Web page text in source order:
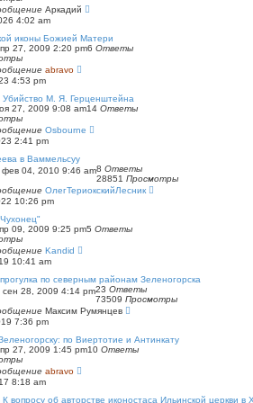
й
п
о
и
с
к
Аркадий
4:02 am
иконы Божией Матери
27, 2009 2:20 pm6 Ответы
abravo
4:53 pm
М. Я. Герценштейна
27, 2009 9:08 am14 Ответы
Osbourne
2:41 pm
в Ваммельсуу
фев 04, 2010 9:46 am8 Ответы
28851 Просмотры
ОлегТериокскийЛесник
10:26 pm
09, 2009 9:25 pm5 Ответы
Kandid
10:41 am
по северным районам Зеленогорска
сен 28, 2009 4:14 pm23 Ответы
73509 Просмотры
Максим Румянцев
7:36 pm
по Виертотие и Антинкату
27, 2009 1:45 pm10 Ответы
abravo
8:18 am
вопросу об авторстве иконостаса Ильинской церкви в